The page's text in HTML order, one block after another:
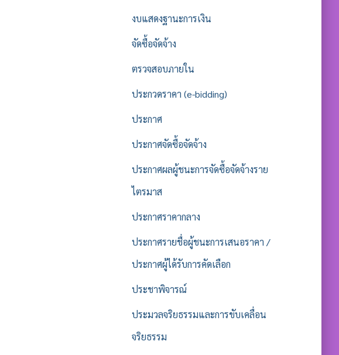
งบแสดงฐานะการเงิน
จัดซื้อจัดจ้าง
ตรวจสอบภายใน
ประกวดราคา (e-bidding)
ประกาศ
ประกาศจัดซื้อจัดจ้าง
ประกาศผลผู้ชนะการจัดซื้อจัดจ้างราย
ไตรมาส
ประกาศราคากลาง
ประกาศรายชื่อผู้ชนะการเสนอราคา /
ประกาศผู้ได้รับการคัดเลือก
ประชาพิจารณ์
ประมวลจริยธรรมและการขับเคลื่อน
จริยธรรม